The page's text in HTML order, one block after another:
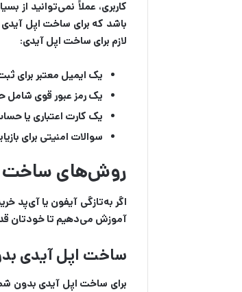
باشد که برای ساخت اپل
لازم برای ساخت اپل آیدی:
یک ایمیل معتبر برای
یک رمز عبور قوی شامل حداقل ۸ کاراکتر با ترکیبی از حروف بزرگ،
یک کارت اعتباری یا
سوالات امنیتی برای
روش‌های ساخت
اگر به‌تازگی آیفون یا آی‌پد
آموزش می‌دهیم تا خودتان
ساخت اپل آیدی
برای ساخت اپل ‌آیدی بدون